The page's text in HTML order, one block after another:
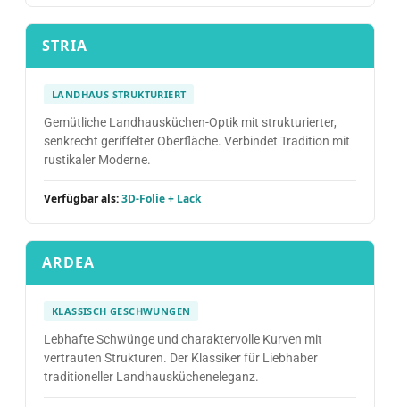
STRIA
LANDHAUS STRUKTURIERT
Gemütliche Landhausküchen-Optik mit strukturierter,
senkrecht geriffelter Oberfläche. Verbindet Tradition mit
rustikaler Moderne.
Verfügbar als:3D-Folie + Lack
ARDEA
KLASSISCH GESCHWUNGEN
Lebhafte Schwünge und charaktervolle Kurven mit
vertrauten Strukturen. Der Klassiker für Liebhaber
traditioneller Landhauskücheneleganz.